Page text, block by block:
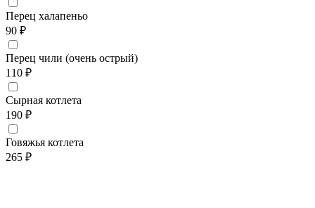
Перец халапеньо
90 ₽
Перец чили (очень острый)
110 ₽
Сырная котлета
190 ₽
Говяжья котлета
265 ₽